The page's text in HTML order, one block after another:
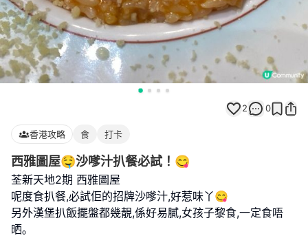
2 0
香港攻略 食 打卡
西雅圖屋🤤沙嗲汁扒餐必試！😋
荃新天地2期 西雅圖屋
呢度食扒餐,必試佢的招牌沙嗲汁,好惹味丫😋
另外漢堡扒飯擺盤都幾靚,係好易膩,女孩子黎食,一定食唔
晒｡